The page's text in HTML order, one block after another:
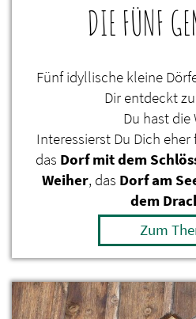
DIE FÜNF
Fünf idyllische kleine
Dir entdeckt
Du hast die
Interessierst Du Dich eher
das Dorf mit dem
Weiher, das Dorf am
dem
Zum